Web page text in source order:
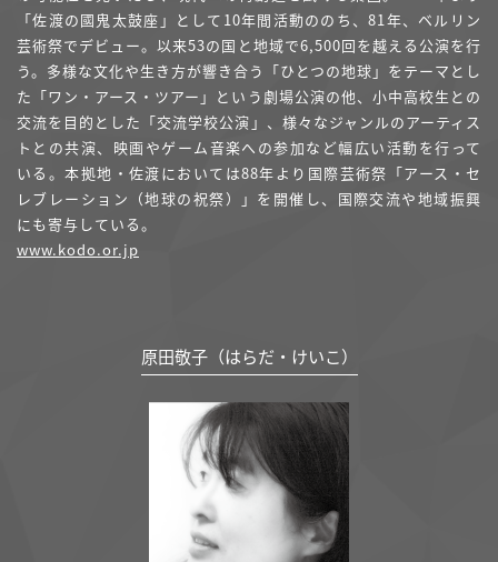
「佐渡の國鬼太鼓座」として10年間活動ののち、81年、ベルリン
芸術祭でデビュー。以来53の国と地域で6,500回を越える公演を行
う。多様な文化や生き方が響き合う「ひとつの地球」をテーマとし
た「ワン・アース・ツアー」という劇場公演の他、小中高校生との
交流を目的とした「交流学校公演」、様々なジャンルのアーティス
トとの共演、映画やゲーム音楽への参加など幅広い活動を行って
いる。本拠地・佐渡においては88年より国際芸術祭「アース・セ
レブレーション（地球の祝祭）」を開催し、国際交流や地域振興
にも寄与している。
www.kodo.or.jp
原田敬子（はらだ・けいこ）